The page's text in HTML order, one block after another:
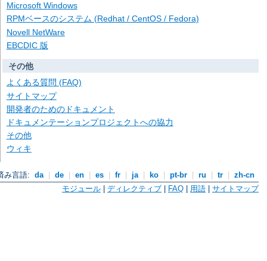
Microsoft Windows
RPMベースのシステム (Redhat / CentOS / Fedora)
Novell NetWare
EBCDIC 版
その他
よくある質問 (FAQ)
サイトマップ
開発者のためのドキュメント
ドキュメンテーションプロジェクトへの協力
その他
ウィキ
み言語: da de en es fr ja ko pt-br ru tr
zh-cn
モジュール | ディレクティブ | FAQ | 用語 | サイトマップ